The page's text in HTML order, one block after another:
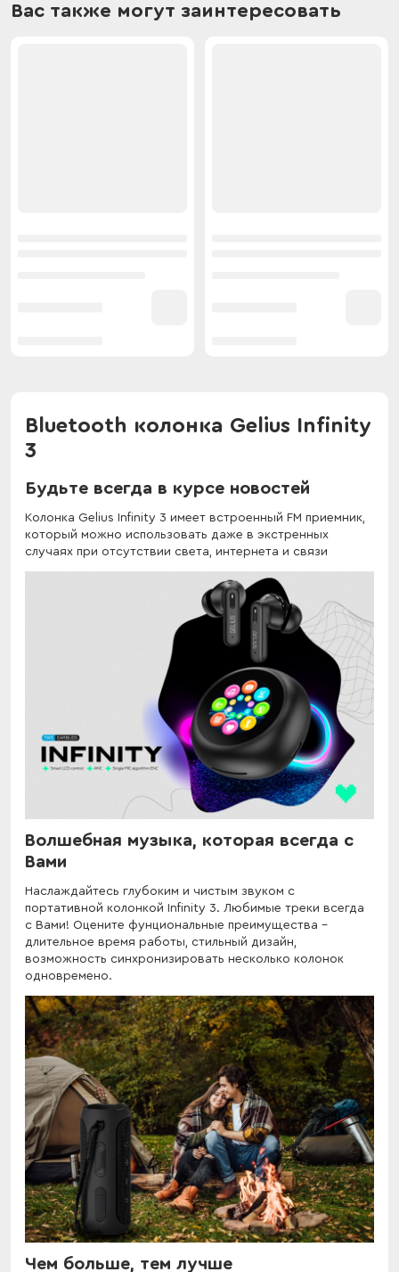
Вас также могут заинтересовать
Bluetooth колонка Gelius Infinity
3
Будьте всегда в курсе новостей
Колонка Gelius Infinity 3 имеет встроенный FM приемник,
который можно использовать даже в экстренных
случаях при отсутствии света, интернета и связи
Волшебная музыка, которая всегда с
Вами
Наслаждайтесь глубоким и чистым звуком с
портативной колонкой Infinity 3. Любимые треки всегда
с Вами! Оцените фунциональные преимущества -
длительное время работы, стильный дизайн,
возможность синхронизировать несколько колонок
одновремено.
Чем больше, тем лучше